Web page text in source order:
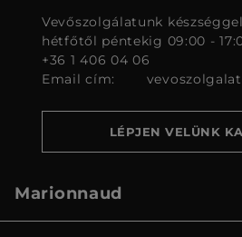
Vevőszolgálatunk
hétfőtől péntekig 09:00 -
+36 1 406 04 06
Email cím:
LÉPJEN VELÜNK
Marionnaud